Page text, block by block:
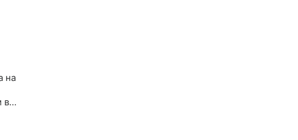
на
в